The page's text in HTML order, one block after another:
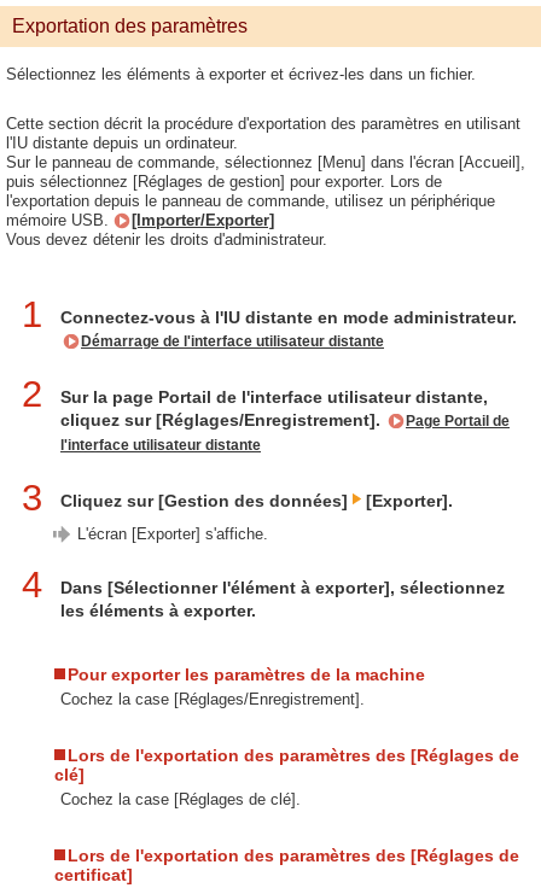
Exportation des paramètres
Sélectionnez les éléments à exporter et écrivez-les dans un fichier.
Cette section décrit la procédure d'exportation des paramètres en utilisant
l'IU distante depuis un ordinateur.
Sur le panneau de commande, sélectionnez [Menu] dans l'écran [Accueil],
puis sélectionnez [Réglages de gestion] pour exporter. Lors de
l'exportation depuis le panneau de commande, utilisez un périphérique
mémoire USB.
[Importer/Exporter]
Vous devez détenir les droits d'administrateur.
1 Connectez-vous à l'IU distante en mode administrateur.
Démarrage de l'interface utilisateur distante
2
Sur la page Portail de l'interface utilisateur distante,
cliquez sur [Réglages/Enregistrement].
Page Portail de
l'interface utilisateur distante
3 Cliquez sur [Gestion des données] [Exporter].
L'écran [Exporter] s'affiche.
4
Dans [Sélectionner l'élément à exporter], sélectionnez
les éléments à exporter.
Pour exporter les paramètres de la machine
Cochez la case [Réglages/Enregistrement].
Lors de l'exportation des paramètres des [Réglages de
clé]
Cochez la case [Réglages de clé].
Lors de l'exportation des paramètres des [Réglages de
certificat]